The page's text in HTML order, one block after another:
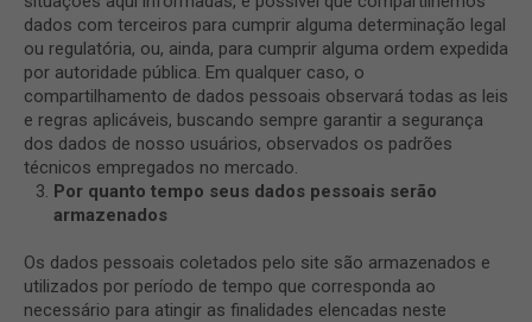
dados com terceiros para cumprir alguma determinação legal
ou regulatória, ou, ainda, para cumprir alguma ordem expedida
por autoridade pública. Em qualquer caso, o
compartilhamento de dados pessoais observará todas as leis
e regras aplicáveis, buscando sempre garantir a segurança
dos dados de nosso usuários, observados os padrões
técnicos empregados no mercado.
Por quanto tempo seus dados pessoais serão
armazenados
Os dados pessoais coletados pelo site são armazenados e
utilizados por período de tempo que corresponda ao
necessário para atingir as finalidades elencadas neste